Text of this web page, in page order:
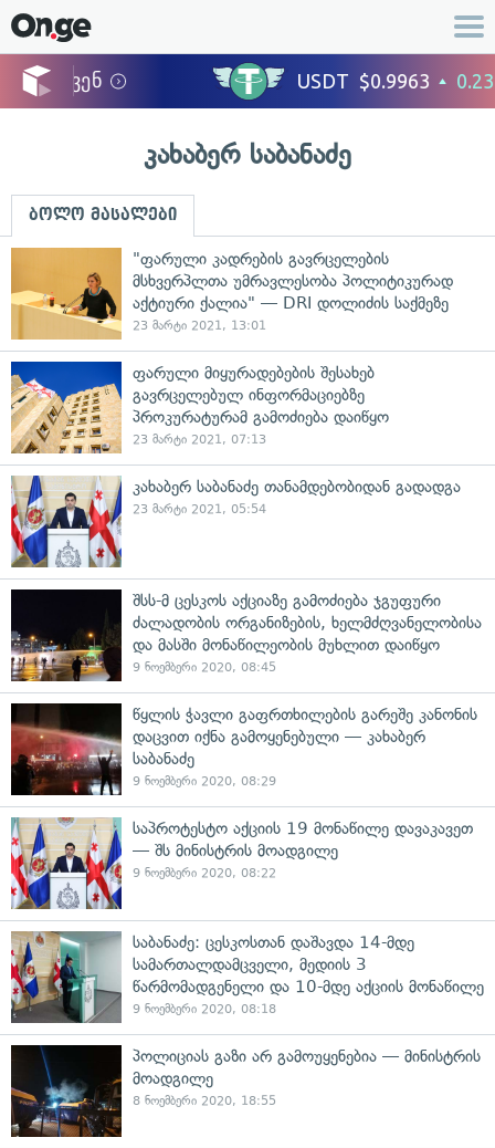
კახაბერ საბანაძე
ბოლო მასალები
"ფარული კადრების გავრცელების
მსხვერპლთა უმრავლესობა პოლიტიკურად
აქტიური ქალია" — DRI დოლიძის საქმეზე
23 მარტი 2021, 13:01
ფარული მიყურადებების შესახებ
გავრცელებულ ინფორმაციებზე
პროკურატურამ გამოძიება დაიწყო
23 მარტი 2021, 07:13
კახაბერ საბანაძე თანამდებობიდან გადადგა
23 მარტი 2021, 05:54
შსს-მ ცესკოს აქციაზე გამოძიება ჯგუფური
ძალადობის ორგანიზების, ხელმძღვანელობისა
და მასში მონაწილეობის მუხლით დაიწყო
9 ნოემბერი 2020, 08:45
წყლის ჭავლი გაფრთხილების გარეშე კანონის
დაცვით იქნა გამოყენებული — კახაბერ
საბანაძე
9 ნოემბერი 2020, 08:29
საპროტესტო აქციის 19 მონაწილე დავაკავეთ
— შს მინისტრის მოადგილე
9 ნოემბერი 2020, 08:22
საბანაძე: ცესკოსთან დაშავდა 14-მდე
სამართალდამცველი, მედიის 3
წარმომადგენელი და 10-მდე აქციის მონაწილე
9 ნოემბერი 2020, 08:18
პოლიციას გაზი არ გამოუყენებია — მინისტრის
მოადგილე
8 ნოემბერი 2020, 18:55